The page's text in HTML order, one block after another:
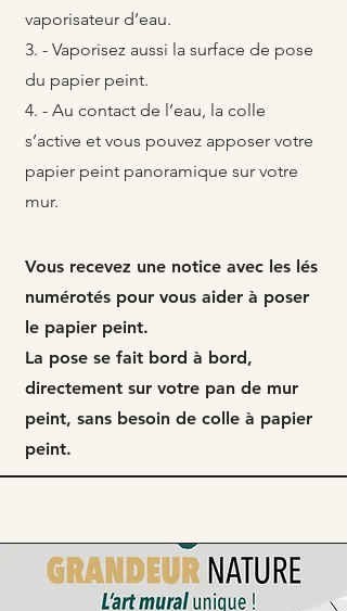
vaporisateur d’eau.
- Vaporisez aussi la surface de pose
du papier peint.
- Au contact de l’eau, la colle
s’active et vous pouvez apposer votre
papier peint panoramique sur votre
mur.
Vous recevez une notice avec les lés
numérotés pour vous aider à poser
le papier peint.
La pose se fait bord à bord,
directement sur votre pan de mur
peint, sans besoin de colle à papier
peint.